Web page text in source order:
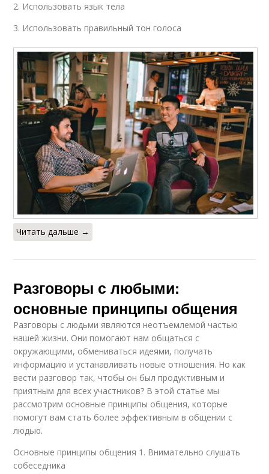
2. Использовать язык тела
3. Использовать правильный тон голоса
Читать дальше →
Разговоры с любыми:
основные принципы общения
Разговоры с людьми являются неотъемлемой частью
нашей жизни. Они помогают нам общаться с
окружающими, обмениваться идеями, получать
информацию и устанавливать новые отношения. Но как
вести разговор так, чтобы он был продуктивным и
приятным для всех участников? В этой статье мы
рассмотрим основные принципы общения, которые
помогут вам стать более эффективным в общении с
людью.
Основные принципы общения 1. Внимательно слушать
собеседника